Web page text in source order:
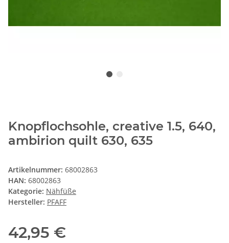
Knopflochsohle, creative 1.5, 640,
ambirion quilt 630, 635
Artikelnummer: 68002863
HAN: 68002863
Kategorie: Nähfüße
Hersteller: PFAFF
42,95 €